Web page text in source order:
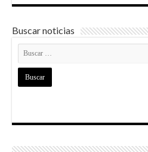
Buscar noticias